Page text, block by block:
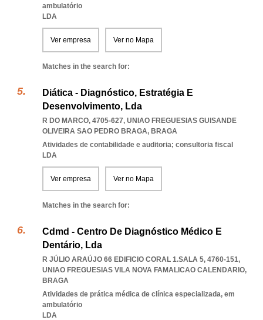
ambulatório
LDA
Ver empresa Ver no Mapa
Matches in the search for:
Diática - Diagnóstico, Estratégia E
Desenvolvimento, Lda
R DO MARCO, 4705-627, UNIAO FREGUESIAS GUISANDE
OLIVEIRA SAO PEDRO BRAGA, BRAGA
Atividades de contabilidade e auditoria; consultoria fiscal
LDA
Ver empresa Ver no Mapa
Matches in the search for:
Cdmd - Centro De Diagnóstico Médico E
Dentário, Lda
R JÚLIO ARAÚJO 66 EDIFICIO CORAL 1.SALA 5, 4760-151,
UNIAO FREGUESIAS VILA NOVA FAMALICAO CALENDARIO,
BRAGA
Atividades de prática médica de clínica especializada, em
ambulatório
LDA